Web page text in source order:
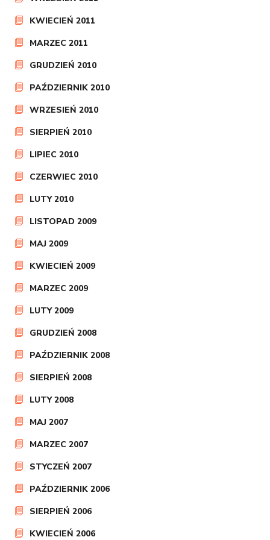
KWIECIEŃ 2011
MARZEC 2011
GRUDZIEŃ 2010
PAŹDZIERNIK 2010
WRZESIEŃ 2010
SIERPIEŃ 2010
LIPIEC 2010
CZERWIEC 2010
LUTY 2010
LISTOPAD 2009
MAJ 2009
KWIECIEŃ 2009
MARZEC 2009
LUTY 2009
GRUDZIEŃ 2008
PAŹDZIERNIK 2008
SIERPIEŃ 2008
LUTY 2008
MAJ 2007
MARZEC 2007
STYCZEŃ 2007
PAŹDZIERNIK 2006
SIERPIEŃ 2006
KWIECIEŃ 2006